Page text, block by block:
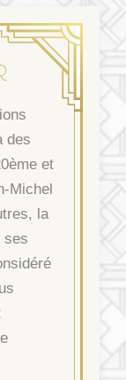
des
ème et
Michel
la
ses